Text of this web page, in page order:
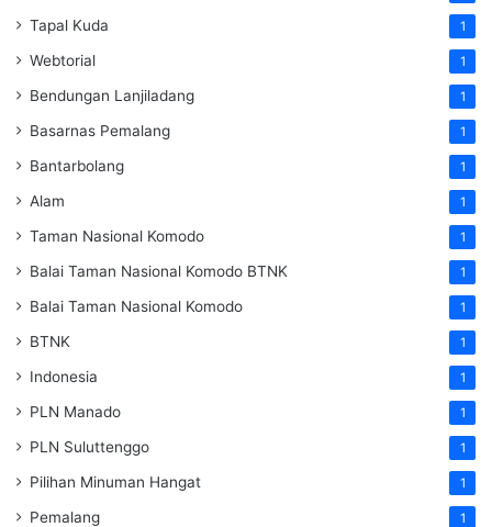
Tapal Kuda 1
Webtorial 1
Bendungan Lanjiladang 1
Basarnas Pemalang 1
Bantarbolang 1
Alam 1
Taman Nasional Komodo 1
Balai Taman Nasional Komodo BTNK 1
Balai Taman Nasional Komodo 1
BTNK 1
Indonesia 1
PLN Manado 1
PLN Suluttenggo 1
Pilihan Minuman Hangat 1
Pemalang 1